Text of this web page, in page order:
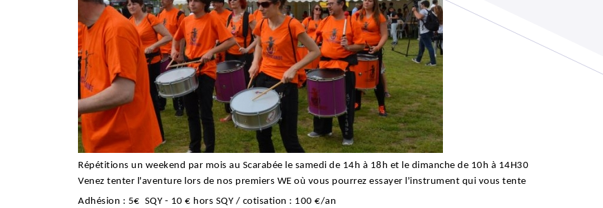
Répétitions un weekend par mois au Scarabée le samedi de 14h à 18h et le dimanche de 10h à 14H30
Venez tenter l'aventure lors de nos premiers WE où vous pourrez essayer l'instrument qui vous tente
Adhésion : 5€ SQY - 10 € hors SQY / cotisation : 100 €/an